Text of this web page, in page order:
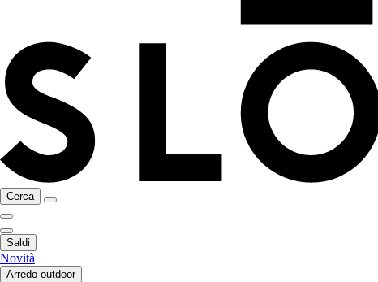
Cerca
Saldi
Novità
Arredo outdoor